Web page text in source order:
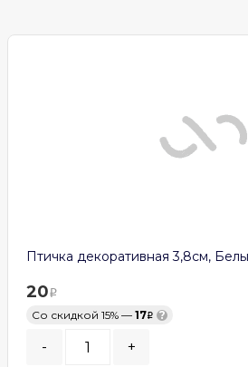
Птичка декоративная 3,8см,
20
Со скидкой 15% — 17 ?
- +